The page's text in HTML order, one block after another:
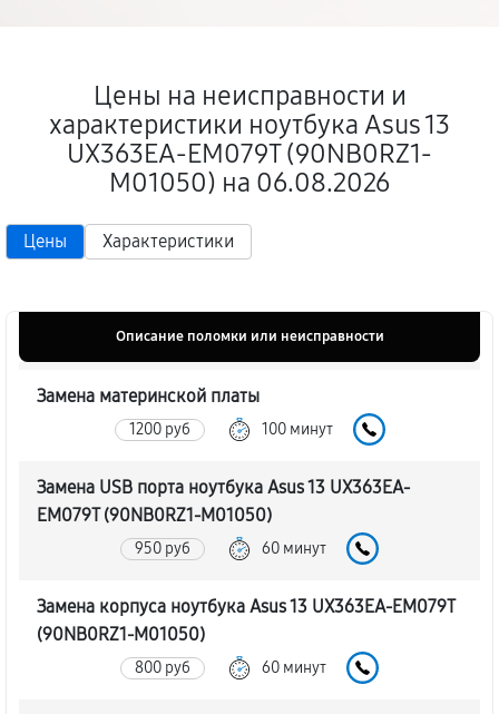
Цены на неисправности и
характеристики ноутбука Asus 13
UX363EA-EM079T (90NB0RZ1-
M01050) на 06.08.2026
Цены Характеристики
Описание поломки или неисправности
Замена материнской платы
1200 руб 100 минут
Замена USB порта ноутбука Asus 13 UX363EA-
EM079T (90NB0RZ1-M01050)
950 руб 60 минут
Замена корпуса ноутбука Asus 13 UX363EA-EM079T
(90NB0RZ1-M01050)
800 руб 60 минут